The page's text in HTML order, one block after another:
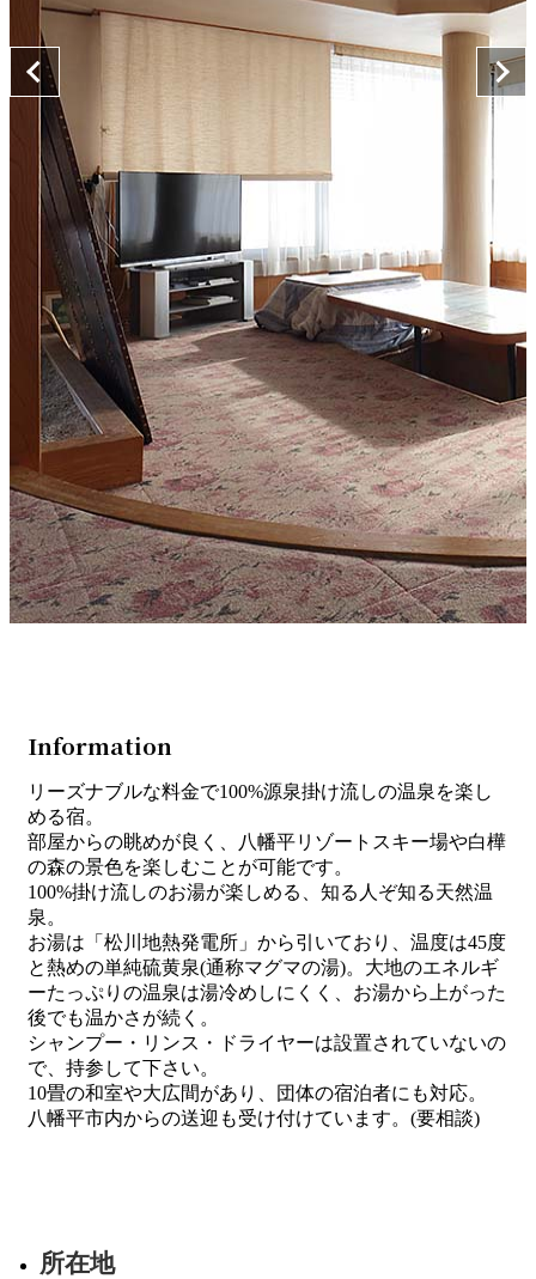
Information
リーズナブルな料金で100%源泉掛け流しの温泉を楽し
める宿。
部屋からの眺めが良く、八幡平リゾートスキー場や白樺
の森の景色を楽しむことが可能です。
100%掛け流しのお湯が楽しめる、知る人ぞ知る天然温
泉。
お湯は「松川地熱発電所」から引いており、温度は45度
と熱めの単純硫黄泉(通称マグマの湯)。大地のエネルギ
ーたっぷりの温泉は湯冷めしにくく、お湯から上がった
後でも温かさが続く。
シャンプー・リンス・ドライヤーは設置されていないの
で、持参して下さい。
10畳の和室や大広間があり、団体の宿泊者にも対応。
八幡平市内からの送迎も受け付けています。(要相談)
所在地